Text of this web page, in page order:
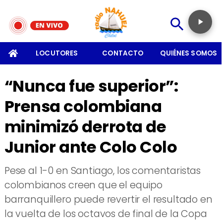
LOCUTORES CONTACTO QUIÉNES SOMOS
“Nunca fue superior”:
Prensa colombiana
minimizó derrota de
Junior ante Colo Colo
Pese al 1-0 en Santiago, los comentaristas
colombianos creen que el equipo
barranquillero puede revertir el resultado en
la vuelta de los octavos de final de la Copa